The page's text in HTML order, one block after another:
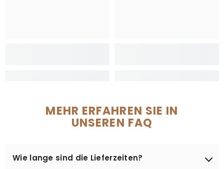
MEHR ERFAHREN SIE IN
UNSEREN FAQ
Wie lange sind die Lieferzeiten?